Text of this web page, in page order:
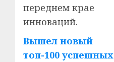
переднем крае
инноваций.
Вышел новый
топ-100 успешных